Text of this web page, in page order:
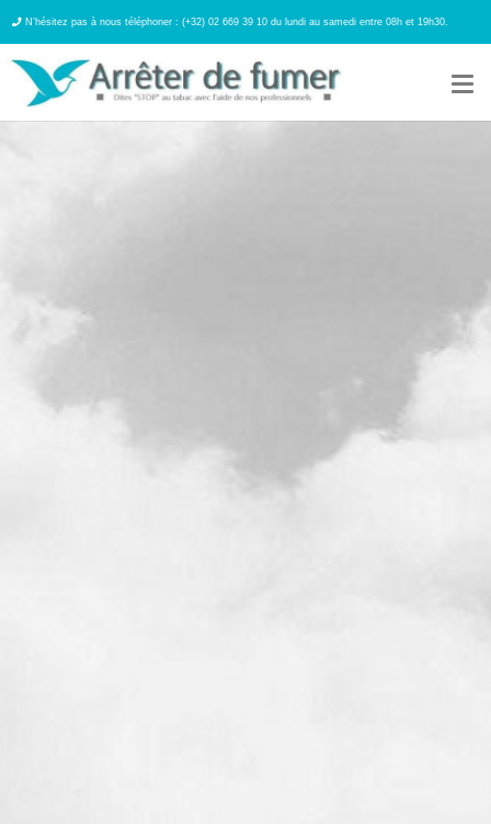
N’hésitez pas à nous téléphoner : (+32) 02 669 39 10 du lundi au samedi entre 08h et 19h30.